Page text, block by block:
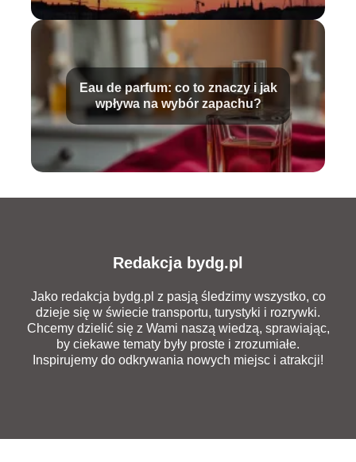
Eau de parfum: co to znaczy i jak
wpływa na wybór zapachu?
Redakcja bydg.pl
Jako redakcja bydg.pl z pasją śledzimy wszystko, co
dzieje się w świecie transportu, turystyki i rozrywki.
Chcemy dzielić się z Wami naszą wiedzą, sprawiając,
by ciekawe tematy były proste i zrozumiałe.
Inspirujemy do odkrywania nowych miejsc i atrakcji!